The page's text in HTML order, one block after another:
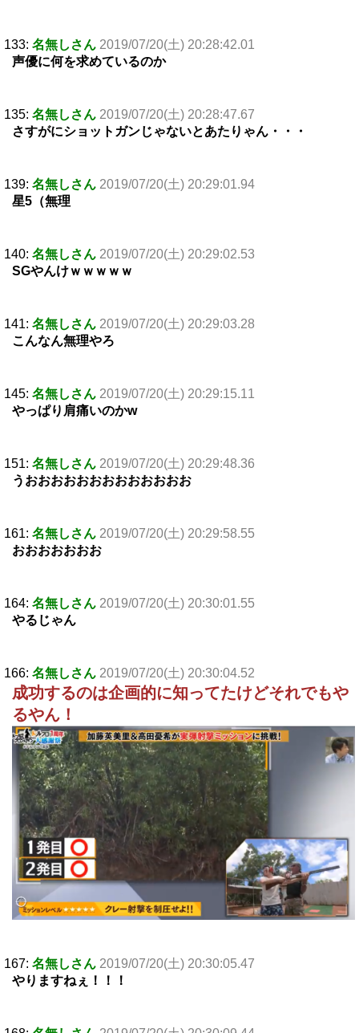
133: 名無しさん 2019/07/20(土) 20:28:42.01
声優に何を求めているのか
135: 名無しさん 2019/07/20(土) 20:28:47.67
さすがにショットガンじゃないとあたりゃん・・・
139: 名無しさん 2019/07/20(土) 20:29:01.94
星5（無理
140: 名無しさん 2019/07/20(土) 20:29:02.53
SGやんけｗｗｗｗｗ
141: 名無しさん 2019/07/20(土) 20:29:03.28
こんなん無理やろ
145: 名無しさん 2019/07/20(土) 20:29:15.11
やっぱり肩痛いのかw
151: 名無しさん 2019/07/20(土) 20:29:48.36
うおおおおおおおおおおおおお
161: 名無しさん 2019/07/20(土) 20:29:58.55
おおおおおおお
164: 名無しさん 2019/07/20(土) 20:30:01.55
やるじゃん
166: 名無しさん 2019/07/20(土) 20:30:04.52
成功するのは企画的に知ってたけどそれでもや
るやん！
167: 名無しさん 2019/07/20(土) 20:30:05.47
やりますねぇ！！！